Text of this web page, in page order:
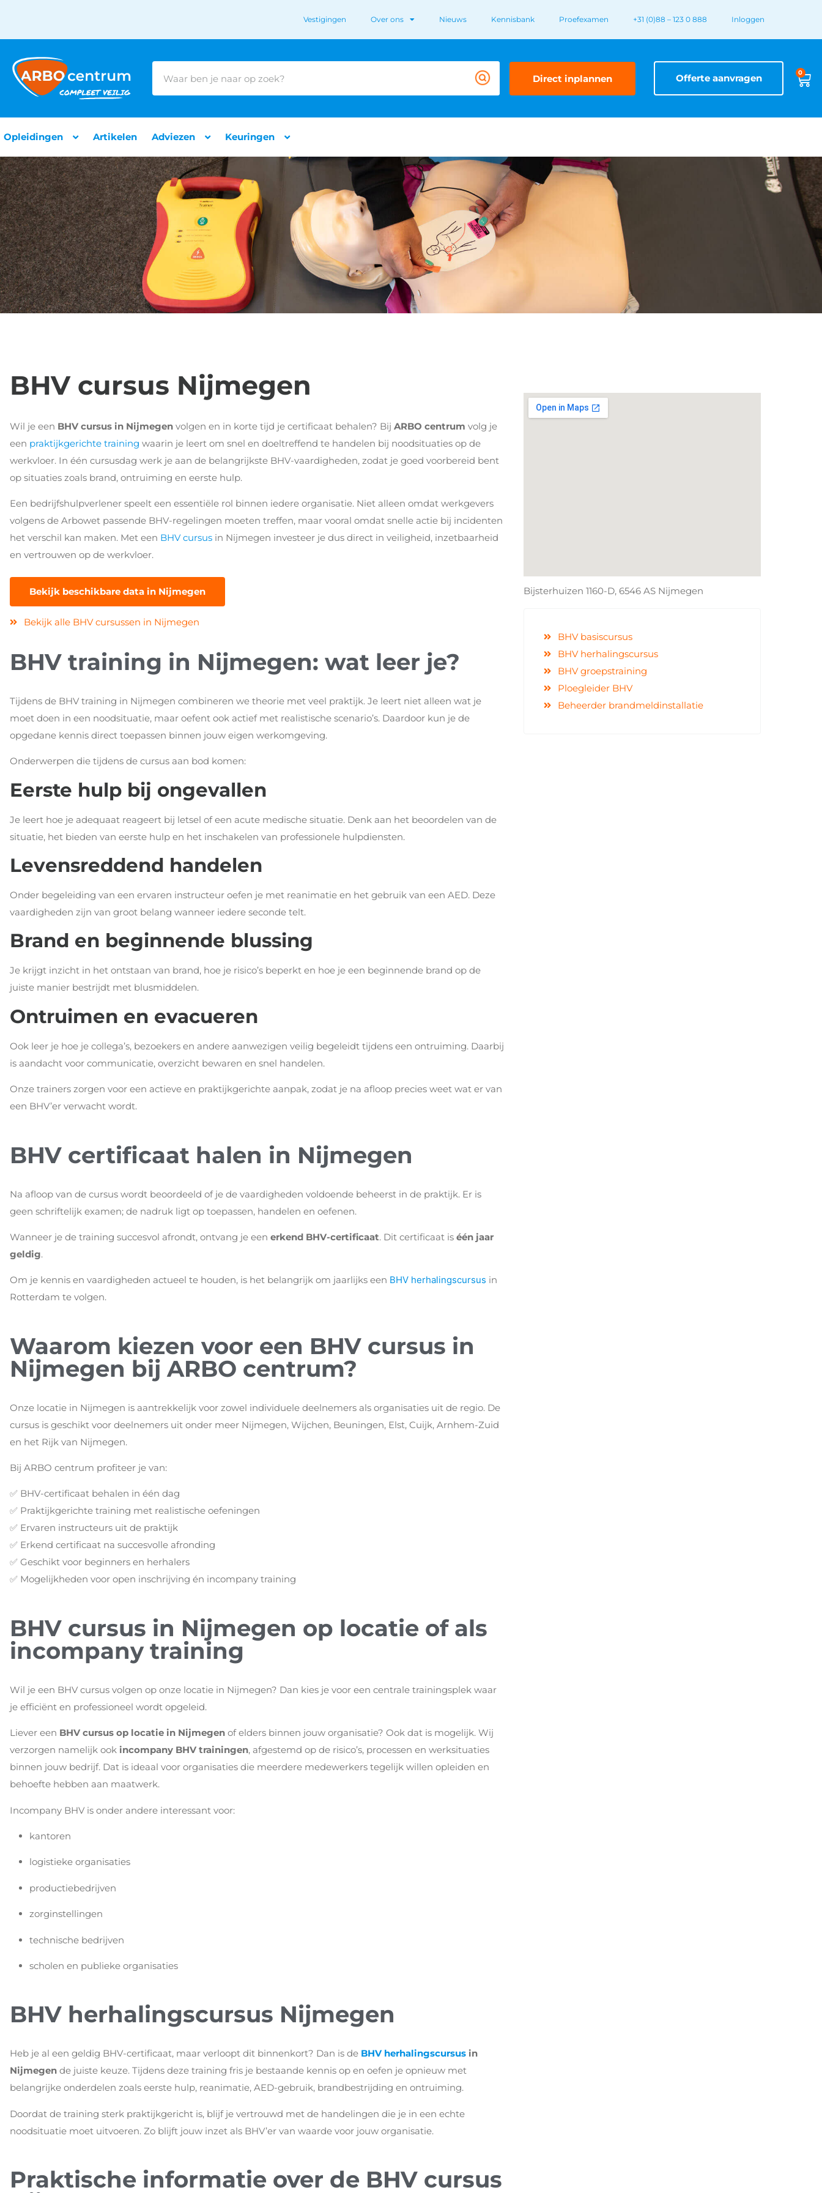
Vestigingen Over ons Nieuws Kennisbank Proefexamen +31 (0)88 – 123 0 888 Inloggen
Direct inplannen Offerte aanvragen 0
Opleidingen Artikelen Adviezen Keuringen
BHV cursus Nijmegen
Wil je een BHV cursus in Nijmegen volgen en in korte tijd je certificaat behalen? Bij ARBO centrum volg je
een praktijkgerichte training waarin je leert om snel en doeltreffend te handelen bij noodsituaties op de
werkvloer. In één cursusdag werk je aan de belangrijkste BHV-vaardigheden, zodat je goed voorbereid bent
op situaties zoals brand, ontruiming en eerste hulp.
Een bedrijfshulpverlener speelt een essentiële rol binnen iedere organisatie. Niet alleen omdat werkgevers
volgens de Arbowet passende BHV-regelingen moeten treffen, maar vooral omdat snelle actie bij incidenten
het verschil kan maken. Met een BHV cursus in Nijmegen investeer je dus direct in veiligheid, inzetbaarheid
en vertrouwen op de werkvloer.
Bekijk beschikbare data in Nijmegen
Bekijk alle BHV cursussen in Nijmegen
BHV training in Nijmegen: wat leer je?
Tijdens de BHV training in Nijmegen combineren we theorie met veel praktijk. Je leert niet alleen wat je
moet doen in een noodsituatie, maar oefent ook actief met realistische scenario’s. Daardoor kun je de
opgedane kennis direct toepassen binnen jouw eigen werkomgeving.
Onderwerpen die tijdens de cursus aan bod komen:
Eerste hulp bij ongevallen
Je leert hoe je adequaat reageert bij letsel of een acute medische situatie. Denk aan het beoordelen van de
situatie, het bieden van eerste hulp en het inschakelen van professionele hulpdiensten.
Levensreddend handelen
Onder begeleiding van een ervaren instructeur oefen je met reanimatie en het gebruik van een AED. Deze
vaardigheden zijn van groot belang wanneer iedere seconde telt.
Brand en beginnende blussing
Je krijgt inzicht in het ontstaan van brand, hoe je risico’s beperkt en hoe je een beginnende brand op de
juiste manier bestrijdt met blusmiddelen.
Ontruimen en evacueren
Ook leer je hoe je collega’s, bezoekers en andere aanwezigen veilig begeleidt tijdens een ontruiming. Daarbij
is aandacht voor communicatie, overzicht bewaren en snel handelen.
Onze trainers zorgen voor een actieve en praktijkgerichte aanpak, zodat je na afloop precies weet wat er van
een BHV’er verwacht wordt.
BHV certificaat halen in Nijmegen
Na afloop van de cursus wordt beoordeeld of je de vaardigheden voldoende beheerst in de praktijk. Er is
geen schriftelijk examen; de nadruk ligt op toepassen, handelen en oefenen.
Wanneer je de training succesvol afrondt, ontvang je een erkend BHV-certificaat. Dit certificaat is één jaar
geldig.
Om je kennis en vaardigheden actueel te houden, is het belangrijk om jaarlijks een BHV herhalingscursus in
Rotterdam te volgen.
Waarom kiezen voor een BHV cursus in
Nijmegen bij ARBO centrum?
Onze locatie in Nijmegen is aantrekkelijk voor zowel individuele deelnemers als organisaties uit de regio. De
cursus is geschikt voor deelnemers uit onder meer Nijmegen, Wijchen, Beuningen, Elst, Cuijk, Arnhem-Zuid
en het Rijk van Nijmegen.
Bij ARBO centrum profiteer je van:
✅ BHV-certificaat behalen in één dag
✅ Praktijkgerichte training met realistische oefeningen
✅ Ervaren instructeurs uit de praktijk
✅ Erkend certificaat na succesvolle afronding
✅ Geschikt voor beginners en herhalers
✅ Mogelijkheden voor open inschrijving én incompany training
BHV cursus in Nijmegen op locatie of als
incompany training
Wil je een BHV cursus volgen op onze locatie in Nijmegen? Dan kies je voor een centrale trainingsplek waar
je efficiënt en professioneel wordt opgeleid.
Liever een BHV cursus op locatie in Nijmegen of elders binnen jouw organisatie? Ook dat is mogelijk. Wij
verzorgen namelijk ook incompany BHV trainingen, afgestemd op de risico’s, processen en werksituaties
binnen jouw bedrijf. Dat is ideaal voor organisaties die meerdere medewerkers tegelijk willen opleiden en
behoefte hebben aan maatwerk.
Incompany BHV is onder andere interessant voor:
kantoren
logistieke organisaties
productiebedrijven
zorginstellingen
technische bedrijven
scholen en publieke organisaties
BHV herhalingscursus Nijmegen
Heb je al een geldig BHV-certificaat, maar verloopt dit binnenkort? Dan is de BHV herhalingscursus in
Nijmegen de juiste keuze. Tijdens deze training fris je bestaande kennis op en oefen je opnieuw met
belangrijke onderdelen zoals eerste hulp, reanimatie, AED-gebruik, brandbestrijding en ontruiming.
Doordat de training sterk praktijkgericht is, blijf je vertrouwd met de handelingen die je in een echte
noodsituatie moet uitvoeren. Zo blijft jouw inzet als BHV’er van waarde voor jouw organisatie.
Praktische informatie over de BHV cursus
Bijsterhuizen 1160-D, 6546 AS Nijmegen
BHV basiscursus
BHV herhalingscursus
BHV groepstraining
Ploegleider BHV
Beheerder brandmeldinstallatie